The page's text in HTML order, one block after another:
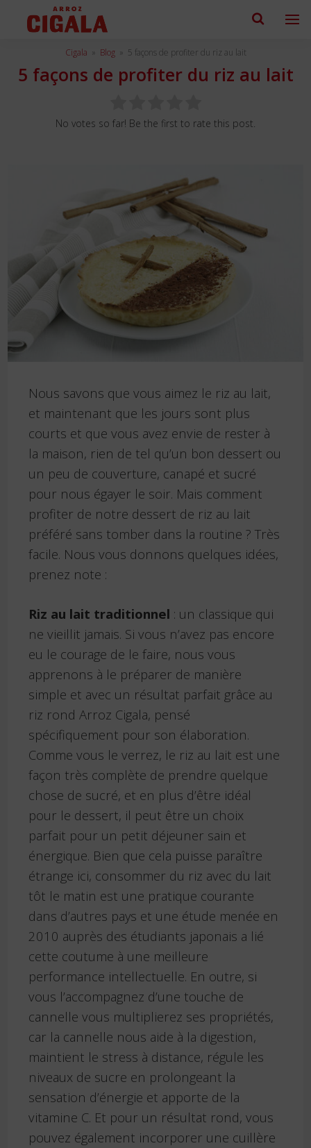
Cigala » Blog » 5 façons de profiter du riz au lait
5 façons de profiter du riz au lait
No votes so far! Be the first to rate this post.
Nous savons que vous aimez le riz au lait,
et maintenant que les jours sont plus
courts et que vous avez envie de rester à
la maison, rien de tel qu’un bon dessert ou
un peu de couverture, canapé et sucré
pour nous égayer le soir. Mais comment
profiter de notre dessert de riz au lait
préféré sans tomber dans la routine ? Très
facile. Nous vous donnons quelques idées,
prenez note :
Riz au lait traditionnel : un classique qui
ne vieillit jamais. Si vous n’avez pas encore
eu le courage de le faire, nous vous
apprenons à le préparer de manière
simple et avec un résultat parfait grâce au
riz rond Arroz Cigala, pensé
spécifiquement pour son élaboration.
Comme vous le verrez, le riz au lait est une
façon très complète de prendre quelque
chose de sucré, et en plus d’être idéal
pour le dessert, il peut être un choix
parfait pour un petit déjeuner sain et
énergique. Bien que cela puisse paraître
étrange ici, consommer du riz avec du lait
tôt le matin est une pratique courante
dans d’autres pays et une étude menée en
2010 auprès des étudiants japonais a lié
cette coutume à une meilleure
performance intellectuelle. En outre, si
vous l’accompagnez d’une touche de
cannelle vous multiplierez ses propriétés,
car la cannelle nous aide à la digestion,
maintient le stress à distance, régule les
niveaux de sucre en prolongeant la
sensation d’énergie et apporte de la
vitamine C. Et pour un résultat rond, vous
pouvez également incorporer une cuillère